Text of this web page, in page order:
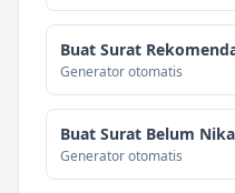
Buat Surat
Generator otomatis
Buat Surat Belum
Generator otomatis